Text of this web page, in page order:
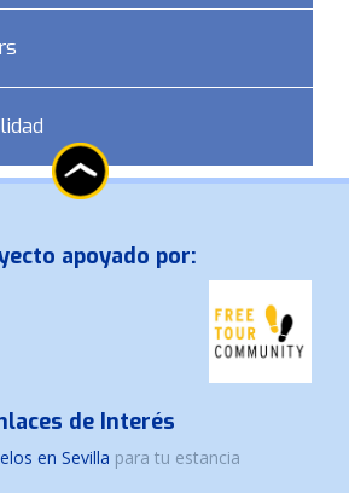
apoyado por:
de Interés
en Sevilla para tu estancia